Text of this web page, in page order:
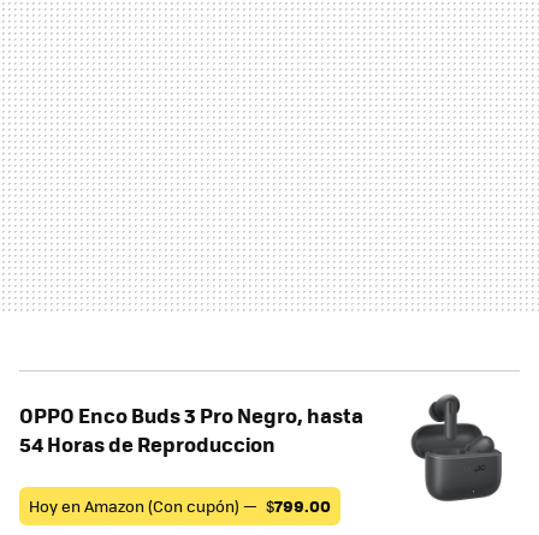
OPPO Enco Buds 3 Pro Negro, hasta
54 Horas de Reproduccion
Hoy en Amazon (Con cupón) — $799.00